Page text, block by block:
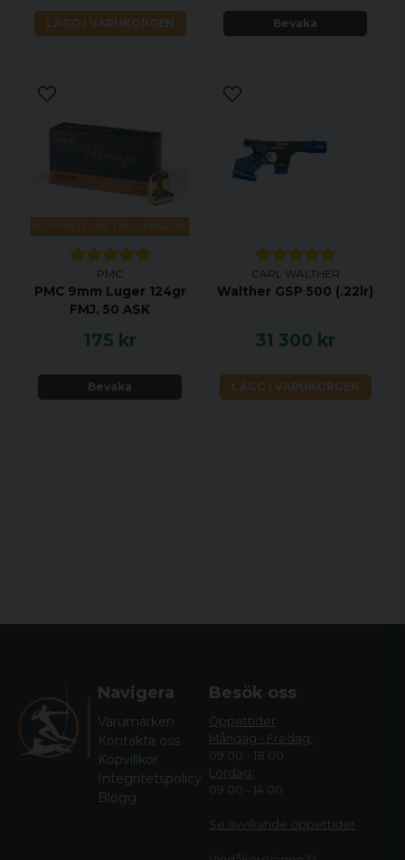
LÄGG I VARUKORGEN Bevaka
KÖP MER - BETALA MINDRE
PMC
PMC 9mm Luger 124gr
FMJ, 50 ASK
175 kr
Bevaka
CARL WALTHER
Walther GSP 500 (.22lr)
31 300 kr
LÄGG I VARUKORGEN
Navigera
Varumärken
Kontakta oss
Köpvillkor
Integritetspolicy
Blogg
Besök oss
Öppettider
Måndag - Fredag:
09.00 - 18.00
Lördag:
09.00 - 14.00
Se avvikande öppettider